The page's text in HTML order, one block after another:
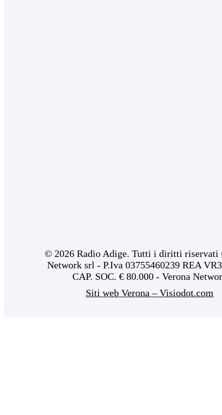
© 2026 Radio Adige. Tutti i diritti riservati
Network srl - P.Iva 03755460239 REA
CAP. SOC. € 80.000 - Verona
Siti web Verona – Visiodot.com